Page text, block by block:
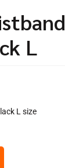
L
L size